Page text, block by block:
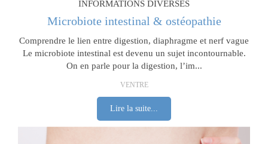
INFORMATIONS DIVERSES
Microbiote intestinal & ostéopathie
Comprendre le lien entre digestion, diaphragme et nerf vague
Le microbiote intestinal est devenu un sujet incontournable.
On en parle pour la digestion, l’im...
VENTRE
Lire la suite...